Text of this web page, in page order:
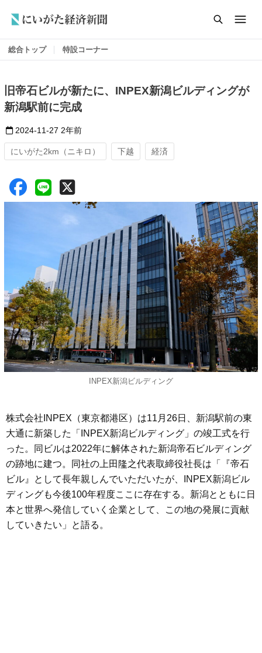
総合トップ 特設コーナー
旧帝石ビルが新たに、INPEX新潟ビルディングが
新潟駅前に完成
2024-11-27 2年前
にいがた2km（ニキロ） 下越 経済
INPEX新潟ビルディング
株式会社INPEX（東京都港区）は11月26日、新潟駅前の東
大通に新築した「INPEX新潟ビルディング」の竣工式を行
った。同ビルは2022年に解体された新潟帝石ビルディング
の跡地に建つ。同社の上田隆之代表取締役社長は「『帝石
ビル』として長年親しんでいただいたが、INPEX新潟ビル
ディングも今後100年程度ここに存在する。新潟とともに日
本と世界へ発信していく企業として、この地の発展に貢献
していきたい」と語る。